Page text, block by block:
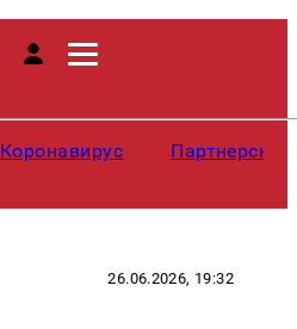
Коронавирус
26.06.2026, 19:32